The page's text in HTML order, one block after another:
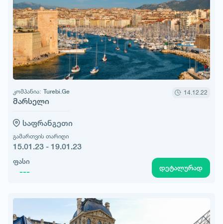
კომპანია: Turebi.Ge
მარსელი
14.12.22
საფრანგეთი
გამართვის თარიღი
15.01.23 - 19.01.23
ფასი
--- დეტალურად